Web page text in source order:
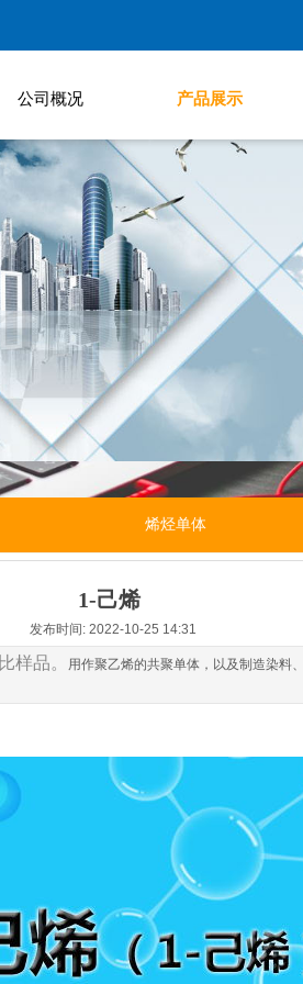
公司概况 产品展示
烯烃单体
1-己烯
发布时间: 2022-10-25 14:31
样品。
用作聚乙烯的共聚单体，以及制造染料